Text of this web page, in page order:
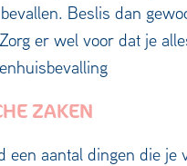
Beslis dan
er wel voor dat je
ZAKEN
een aantal dingen die je